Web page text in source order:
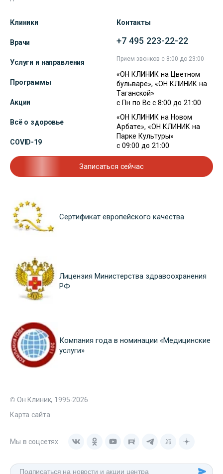
Клиники
Врачи
Услуги и направления
Программы
Акции
Всё о здоровье
COVID-19
Контакты
+7 495 223-22-22
Прием звонков с 8:00 до 23:00
«ОН КЛИНИК на Цветном
бульваре», «ОН КЛИНИК на
Таганской»
с Пн по Вс с 8:00 до 21:00
«ОН КЛИНИК на Новом
Арбате», «ОН КЛИНИК на
Парке Культуры»
с 09:00 до 21:00
Записаться сейчас
Сертификат европейского качества
Лицензия Министерства здравоохранения
РФ
Компания года в номинации «Медицинские
услуги»
© Он Клиник, 1995-2026
Карта сайта
Мы в соцсетях